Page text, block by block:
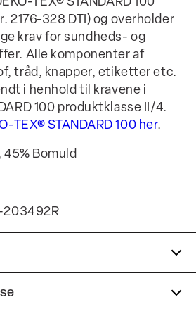
2176-328 DTI) og overholder
krav for sundheds- og
Alle komponenter af
tråd, knapper, etiketter etc.
i henhold til kravene i
100 produktklasse II/4.
TEX® STANDARD 100 her.
45% Bomuld
203492R
down krave.